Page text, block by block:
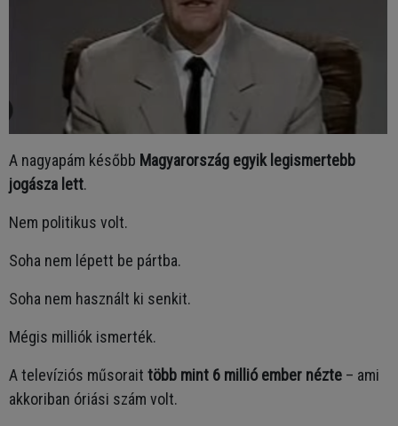
A nagyapám később Magyarország egyik legismertebb
jogásza lett.
Nem politikus volt.
Soha nem lépett be pártba.
Soha nem használt ki senkit.
Mégis milliók ismerték.
A televíziós műsorait több mint 6 millió ember nézte – ami
akkoriban óriási szám volt.